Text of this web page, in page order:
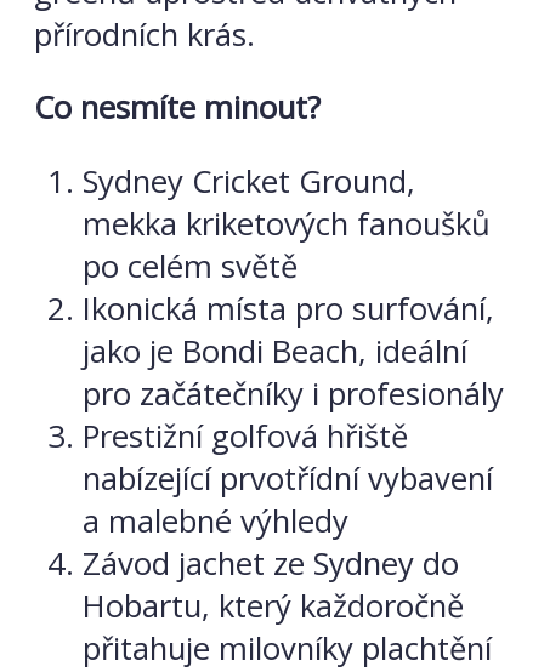
přírodních krás.
Co nesmíte minout?
Sydney Cricket Ground,
mekka kriketových fanoušků
po celém světě
Ikonická místa pro surfování,
jako je Bondi Beach, ideální
pro začátečníky i profesionály
Prestižní golfová hřiště
nabízející prvotřídní vybavení
a malebné výhledy
Závod jachet ze Sydney do
Hobartu, který každoročně
přitahuje milovníky plachtění